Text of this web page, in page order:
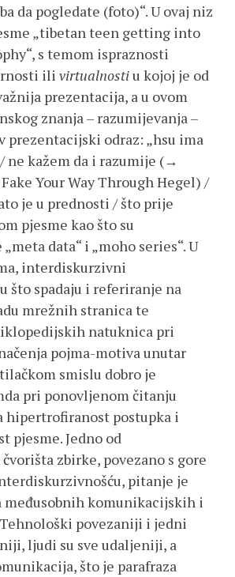
da pogledate (foto)“. U ovaj niz
„tibetan teen getting into
s temom ispraznosti
ilivirtualnostiu kojoj je od
prezentacija, a u ovom
znanja – razumijevanja –
prezentacijski odraz: „hsu ima
ne kažem da i razumije (→
Your Way Through Hegel) /
je u prednosti / što prije
pjesme kao što su
data“ i „moho series“. U
interdiskurzivni
što spadaju i referiranje na
mrežnih stranica te
natuknica pri
pojma-motiva unutar
smislu dobro je
pri ponovljenom čitanju
hipertrofiranost postupka i
pjesme. Jedno od
zbirke, povezano s gore
pitanje je
međusobnih komunikacijskih i
povezaniji i jedni
ljudi su sve udaljeniji, a
što je parafraza